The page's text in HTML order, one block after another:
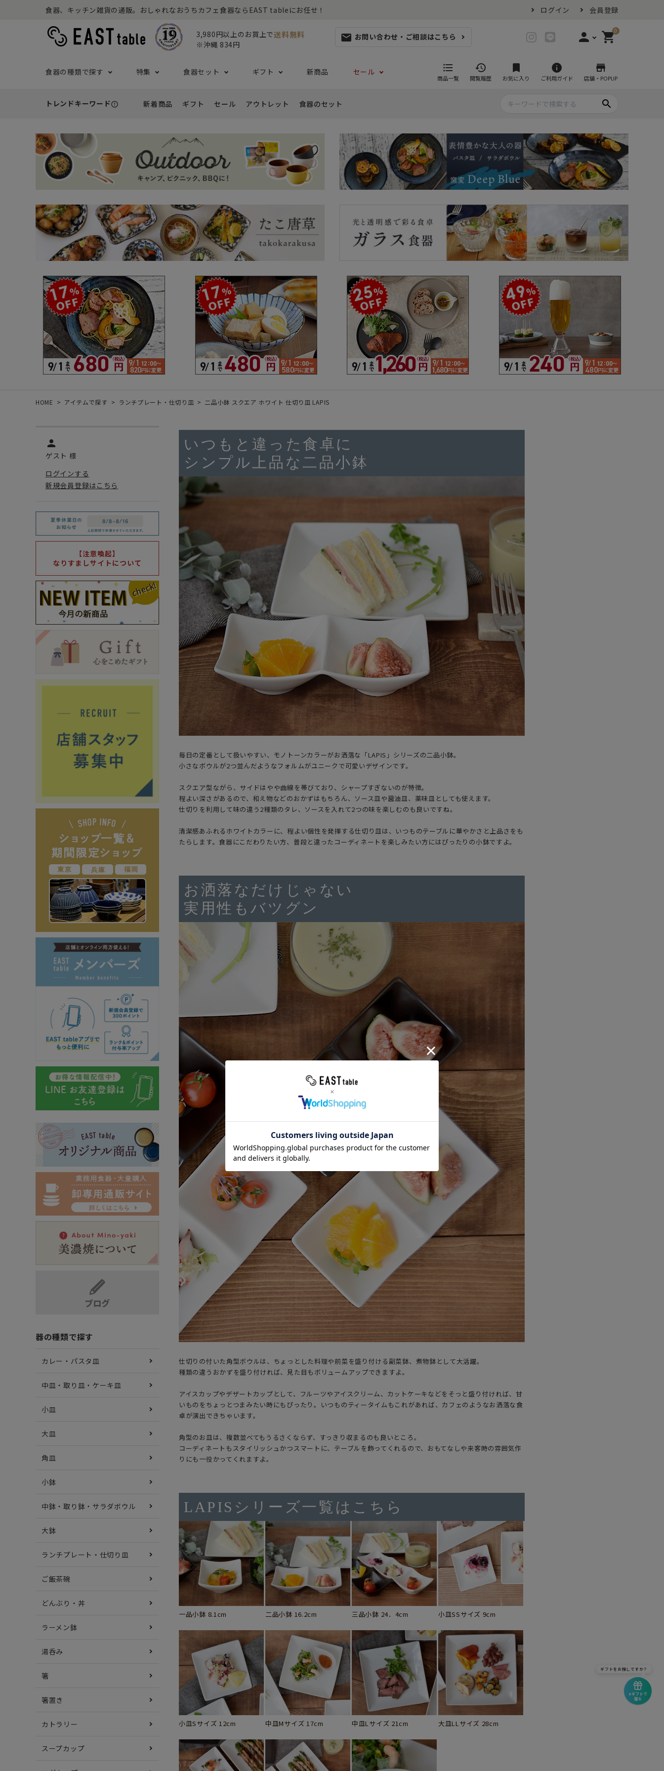
食器、キッチン雑貨の通販。おしゃれなおうちカフェ食器ならEAST tableにお任せ！ ログイン 会員登録
3,980円以上のお買上で送料無料
※沖縄 834円
mail お問い合わせ・ご相談はこちら person
ログイン
0
shopping_cart
食器の種類で探す
- 小皿
- 中皿・取り皿・ケーキ皿
- 大皿
- カレー・パスタ皿
- 中鉢・取り鉢・サラダボウル
- 大鉢
- とんすい
- 汁椀
- どんぶり・丼
- ラーメン鉢
- マグカップ
- カップ・タンブラー
- スープカップ
- 湯呑み
- 急須・ポット
耐熱皿・その他食器
- グラタン皿
- 耐熱皿
- スフレ・ココット
- 茶碗蒸し
箸・カトラリー・雑貨など
- 箸
- 箸置き
- カトラリー
- れんげ
- すり鉢
- 土鍋
- 雑貨
- トレー
デザイン・カラーで探す
- 和食器
- 白い食器
- 黒い食器
- カラフルな食器
素材で探す
- 磁器製
- 木製
- ガラス製
- 樹脂製
形状で探す
- 角
- 仕切り
- 楕円
- 変形
ブランドで探す
- 人気シリーズ
- オリジナル食器
特集
基本の食器特集 推し活特集 食品 ~からだ想いの食卓~
食器セット
和食器セット 洋食器セット 白い食器セット 黒い食器セット
こども食器セット まとめ買いでお得なセット
ギフト
- ～2,999円
- 3,000円～4,999円
- 5,000円～9,999円
- 誕生日
- 内祝い
- 有料ラッピング
- Eギフト
新商品 セール format_list_bulleted
商品一覧
history
閲覧履歴
bookmark
お気に入り
info
ご利用ガイド
store
店舗・POPUP
トレンドキーワードerror_outline 新着商品 ギフト セール アウトレット 食器のセット search
HOME アイテムで探す ランチプレート・仕切り皿 二品小鉢 スクエア ホワイト 仕切り皿 LAPIS
person
ゲスト 様
ログインする
新規会員登録はこちら
【注意喚起】
なりすましサイトについて
器の種類で探す
カレー・パスタ皿
中皿・取り皿・ケーキ皿
小皿
大皿
角皿
小鉢
中鉢・取り鉢・サラダボウル
大鉢
ランチプレート・仕切り皿
ご飯茶碗
どんぶり・丼
ラーメン鉢
湯呑み
箸
箸置き
カトラリー
スープカップ
いつもと違った食卓に
シンプル上品な二品小鉢
毎日の定番として扱いやすい、モノトーンカラーがお洒落な「LAPIS」シリーズの二品小鉢。
小さなボウルが2つ並んだようなフォルムがユニークで可愛いデザインです。
スクエア型ながら、サイドはやや曲線を帯びており、シャープすぎないのが特徴。
程よい深さがあるので、和え物などのおかずはもちろん、ソース皿や醤油皿、薬味皿としても使えます。
仕切りを利用して味の違う2種類のタレ、ソースを入れて2つの味を楽しむのも良いですね。
清潔感あふれるホワイトカラーに、程よい個性を発揮する仕切り皿は、いつものテーブルに華やかさと上品さをも
たらします。食器にこだわりたい方、普段と違ったコーディネートを楽しみたい方にはぴったりの小鉢ですよ。
お洒落なだけじゃない
実用性もバツグン
仕切りの付いた角型ボウルは、ちょっとした料理や前菜を盛り付ける副菜鉢、煮物鉢として大活躍。
種類の違うおかずを盛り付ければ、見た目もボリュームアップできますよ。
アイスカップやデザートカップとして、フルーツやアイスクリーム、カットケーキなどをそっと盛り付ければ、甘
いものをちょっとつまみたい時にもぴったり。いつものティータイムもこれがあれば、カフェのようなお洒落な食
卓が演出できちゃいます。
角型のお皿は、複数並べてもうるさくならず、すっきり収まるのも良いところ。
コーディネートもスタイリッシュかつスマートに、テーブルを飾ってくれるので、おもてなしや来客時の雰囲気作
りにも一役かってくれますよ。
LAPISシリーズ一覧はこちら
一品小鉢 8.1cm 二品小鉢 16.2cm 三品小鉢 24．4cm 小皿SSサイズ 9cm
小皿Sサイズ 12cm 中皿Mサイズ 17cm 中皿Lサイズ 21cm 大皿LLサイズ 28cm
eギフトで
贈る
ギフトをお探しですか？